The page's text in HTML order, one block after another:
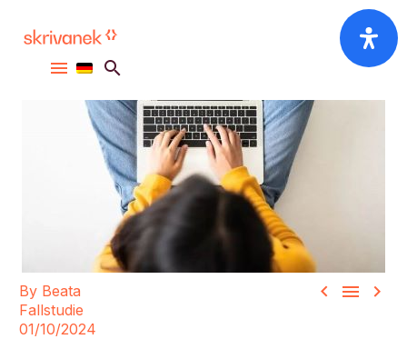
  
By Beata
Fallstudie
01/10/2024